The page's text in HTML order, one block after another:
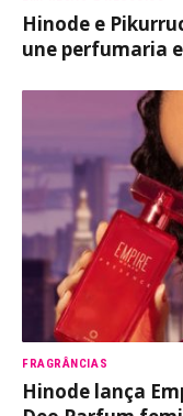
Hinode e
une perfumaria
FRAGRÂNCIAS
Hinode lança